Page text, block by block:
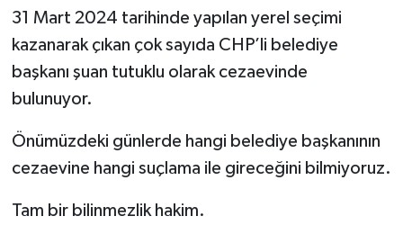
31 Mart 2024 tarihinde yapılan yerel seçimi
kazanarak çıkan çok sayıda CHP’li belediye
başkanı şuan tutuklu olarak cezaevinde
bulunuyor.
Önümüzdeki günlerde hangi belediye başkanının
cezaevine hangi suçlama ile gireceğini bilmiyoruz.
Tam bir bilinmezlik hakim.